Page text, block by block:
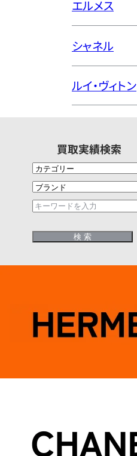
エルメス
シャネル
ルイ・ヴィトン
買取実績検索